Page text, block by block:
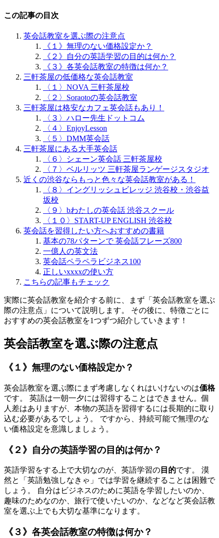
この記事の目次
英会話教室を選ぶ際の注意点
《１》無理のない価格設定か？
《２》自分の英語学習の目的は何か？
《３》各英会話教室の特徴は何か？
三軒茶屋の低価格な英会話教室
〈１〉NOVA 三軒茶屋校
〈２〉Soraotoの英会話教室
三軒茶屋は格安なカフェ英会話もあり！
〈３〉ハロー先生ドットコム
〈４〉EnjoyLesson
〈５〉DMM英会話
三軒茶屋にある大手英会話
〈６〉シェーン英会話 三軒茶屋校
〈７〉ベルリッツ 三軒茶屋ランゲージスタジオ
近くの渋谷ならもっと色々な英会話教室がある！
〈８〉イングリッシュビレッジ 渋谷校・渋谷益
坂校
〈９〉bわたしの英会話 渋谷スクール
〈１０〉START-UP ENGLISH 渋谷校
英会話を習得したい方へおすすめの書籍
基本の78パターンで 英会話フレーズ800
一億人の英文法
英会話ペラペラビジネス100
正しいxxxxの使い方
こちらの記事もチェック
実際に英会話教室を紹介する前に、まず「英会話教室を選ぶ
際の注意点」について説明します。 その後に、特徴ごとに
おすすめの英会話教室を1つずつ紹介していきます！
英会話教室を選ぶ際の注意点
《１》無理のない価格設定か？
英会話教室を選ぶ際にまず考慮しなくれはいけないのは価格
です。 英語は一朝一夕には習得することはできません。個
人差はありますが、本物の英語を習得するには長期的に取り
込む必要があるでしょう。 ですから、持続可能で無理のな
い価格設定を意識しましょう。
《２》自分の英語学習の目的は何か？
英語学習をする上で大切なのが、英語学習の 目的です。 漠
然と「英語勉強しなきゃ」では学習を継続することは困難で
しょう。 自分はビジネスのために英語を学習したいのか、
趣味のためなのか、旅行で使いたいのか、などなど英会話教
室を選ぶ上でも大切な基準になります。
《３》各英会話教室の特徴は何か？